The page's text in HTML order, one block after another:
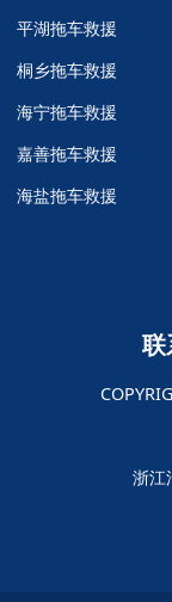
平湖拖车救援
桐乡拖车救援
海宁拖车救援
嘉善拖车救援
海盐拖车救援
联
浙江